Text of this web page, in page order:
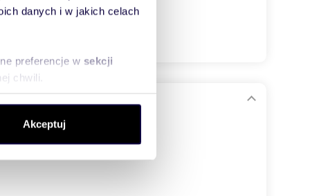
danych i w jakich celach
preferencje w sekcji
chwili.
społecznościowym,
od Ciebie lub
Akceptuj